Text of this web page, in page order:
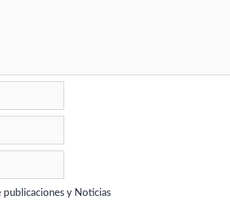
publicaciones y Noticias